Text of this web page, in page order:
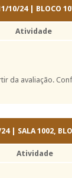
10/24 | BLOCO
Atividade
avaliação.
| SALA 1002,
Atividade